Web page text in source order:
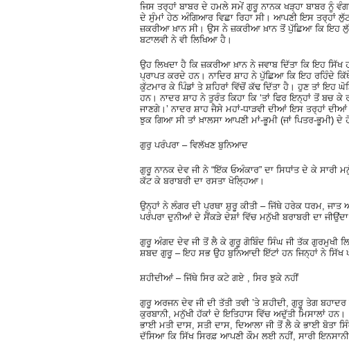
ਜਿਸ ਤਰ੍ਹਾਂ ਬਾਬਰ ਦੇ ਹਮਲੇ ਸਮੇਂ ਗੁਰੂ ਨਾਨਕ ਖੜ੍ਹਾ ਬਾਬਰ ਨੂੰ
ਦੇ ਸੁੰਮਾਂ ਹੇਠ ਅੰਗਿਆਰ ਵਿਛਾ ਰਿਹਾ ਸੀ। ਆਪਣੀ ਇਸ ਤਰ੍ਹਾਂ
ਜ਼ਕਰੀਆ ਖ਼ਾਨ ਸੀ। ਉਸ ਨੇ ਜ਼ਕਰੀਆ ਖ਼ਾਨ ਤੋਂ ਪੁੱਛਿਆ ਕਿ ਇਹ
ਬਟਾਲਵੀ ਨੇ ਵੀ ਲਿਖਿਆ ਹੈ।
ਉਹ ਲਿਖਦਾ ਹੈ ਕਿ ਜ਼ਕਰੀਆ ਖ਼ਾਨ ਨੇ ਜਵਾਬ ਦਿੱਤਾ ਕਿ ਇਹ
ਪ੍ਰਾਪਤ ਕਰਦੇ ਹਨ। ਨਾਦਿਰ ਸ਼ਾਹ ਨੇ ਪੁੱਛਿਆ ਕਿ ਇਹ ਰਹਿੰਦੇ
ਕੁੱਟਮਾਰ ਕੇ ਪਿੰਡਾਂ ਤੇ ਸ਼ਹਿਰਾਂ ਵਿੱਚੋਂ ਕੱਢ ਦਿੱਤਾ ਹੈ। ਹੁਣ ਤਾਂ
ਹਨ। ਨਾਦਰ ਸ਼ਾਹ ਨੇ ਤੁਰੰਤ ਕਿਹਾ ਕਿ ‘ਤਾਂ ਫਿਰ ਇਨ੍ਹਾਂ ਤੋਂ ਬਚ
ਜਾਣਗੇ।’ ਨਾਦਰ ਸ਼ਾਹ ਜੈਸੇ ਮਹਾਂ-ਧਾੜਵੀ ਦੀਆਂ ਇਸ ਤਰ੍ਹਾਂ
ਝੁਕ ਗਿਆ ਸੀ ਤਾਂ ਖ਼ਾਲਸਾ ਆਪਣੀ ਮਾਂ-ਭੂਮੀ (ਜਾਂ ਪਿਤਰ-ਭੂਮੀ) ਦੇ
ਗੁਰੁ ਪਰੰਪਰਾ – ਵਿਲੱਖਣ ਬੁਨਿਆਦ
ਗੁਰੂ ਨਾਨਕ ਦੇਵ ਜੀ ਨੇ “ਇੱਕ ਓਅੰਕਾਰ” ਦਾ ਸਿਧਾਂਤ ਦੇ ਕੇ ਸਾਰੀ
ਕੱਟ ਕੇ ਬਰਾਬਰੀ ਦਾ ਰਸਤਾ ਖੋਲ੍ਹਿਆ।
ਉਨ੍ਹਾਂ ਨੇ ਲੰਗਰ ਦੀ ਪ੍ਰਥਾ ਸ਼ੁਰੂ ਕੀਤੀ – ਜਿੱਥੇ ਹਰੇਕ ਧਰਮ,
ਪਰੰਪਰਾ ਦੁਨੀਆਂ ਦੇ ਸੈਂਕੜੇ ਦੇਸ਼ਾਂ ਵਿੱਚ ਮਨੁੱਖੀ ਬਰਾਬਰੀ ਦਾ
ਗੁਰੂ ਅੰਗਦ ਦੇਵ ਜੀ ਤੋਂ ਲੈ ਕੇ ਗੁਰੂ ਗੋਬਿੰਦ ਸਿੰਘ ਜੀ ਤੱਕ ਗੁਰਮੁਖੀ
ਸ਼ਬਦ ਗੁਰੂ – ਇਹ ਸਭ ਉਹ ਬੁਨਿਆਦੀ ਇੱਟਾਂ ਹਨ ਜਿਨ੍ਹਾਂ ਨੇ ਸਿੱਖ
ਸ਼ਹੀਦੀਆਂ – ਜਿੱਥੇ ਸਿਰ ਕਟੇ ਗਏ , ਸਿਰ ਝੁਕੇ ਨਹੀਂ
ਗੁਰੂ ਅਰਜਨ ਦੇਵ ਜੀ ਦੀ ਤੱਤੀ ਤਵੀ ’ਤੇ ਸ਼ਹੀਦੀ, ਗੁਰੂ ਤੇਗ
ਕੁਰਬਾਨੀ, ਮਨੁੱਖੀ ਹੱਕਾਂ ਦੇ ਇਤਿਹਾਸ ਵਿੱਚ ਅਦੁੱਤੀ ਮਿਸਾਲਾਂ ਹਨ।
ਭਾਈ ਮਤੀ ਦਾਸ, ਸਤੀ ਦਾਸ, ਦਿਆਲਾ ਜੀ ਤੋਂ ਲੈ ਕੇ ਭਾਈ ਬੋਤਾ
ਦੱਸਿਆ ਕਿ ਸਿੱਖ ਸਿਰਫ਼ ਆਪਣੀ ਕੌਮ ਲਈ ਨਹੀਂ, ਸਾਰੀ